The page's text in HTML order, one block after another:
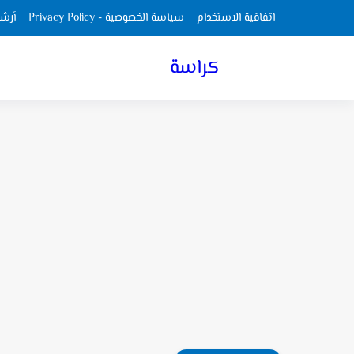
اتفاقية الاستخدام سياسة الخصوصية - Privacy Policy
كراسة